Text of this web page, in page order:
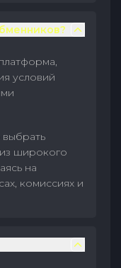
условий
широкого
на
комиссиях и